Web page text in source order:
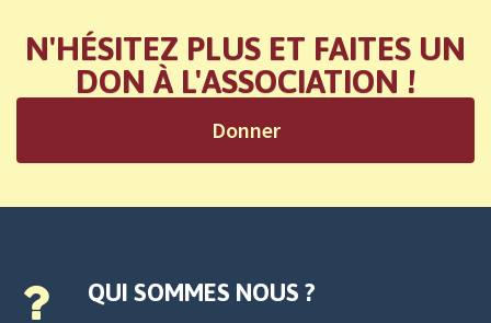
N'HÉSITEZ PLUS ET FAITES UN
DON À L'ASSOCIATION !
Donner
QUI SOMMES NOUS ?